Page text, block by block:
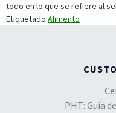
todo en lo que se refiere al
Etiquetado Alimento
PHT: Guía